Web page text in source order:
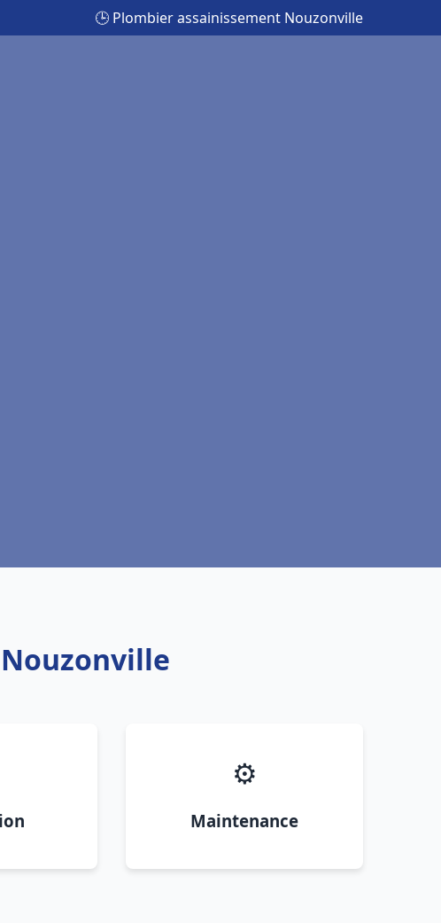
🕒 Plombier assainissement Nouzonville
⚙️
Maintenance